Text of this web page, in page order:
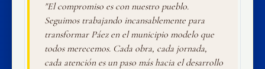
"El compromiso es con nuestro pueblo.
Seguimos trabajando incansablemente para
transformar Páez en el municipio modelo que
todos merecemos. Cada obra, cada jornada,
cada atención es un paso más hacia el desarrollo